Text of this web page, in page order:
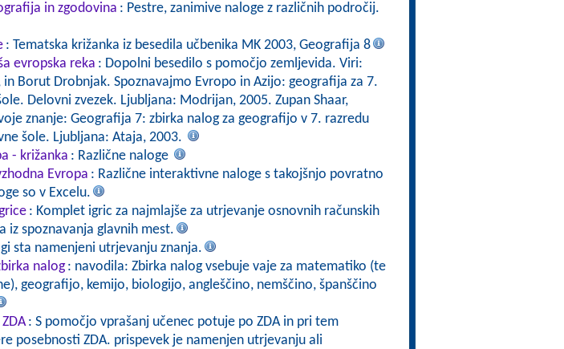
in zgodovina : Pestre, zanimive naloge z različnih področij.
: Tematska križanka iz besedila učbenika MK 2003, Geografija 8
evropska reka : Dopolni besedilo s pomočjo zemljevida. Viri:
in Borut Drobnjak. Spoznavajmo Evropo in Azijo: geografija za 7.
Delovni zvezek. Ljubljana: Modrijan, 2005. Zupan Shaar,
znanje: Geografija 7: zbirka nalog za geografijo v 7. razredu
šole. Ljubljana: Ataja, 2003.
- križanka : Različne naloge
Evropa : Različne interaktivne naloge s takojšnjo povratno
so v Excelu.
: Komplet igric za najmlajše za utrjevanje osnovnih računskih
iz spoznavanja glavnih mest.
sta namenjeni utrjevanju znanja.
nalog : navodila: Zbirka nalog vsebuje vaje za matematiko (te
geografijo, kemijo, biologijo, angleščino, nemščino, španščino
: S pomočjo vprašanj učenec potuje po ZDA in pri tem
posebnosti ZDA. prispevek je namenjen utrjevanju ali